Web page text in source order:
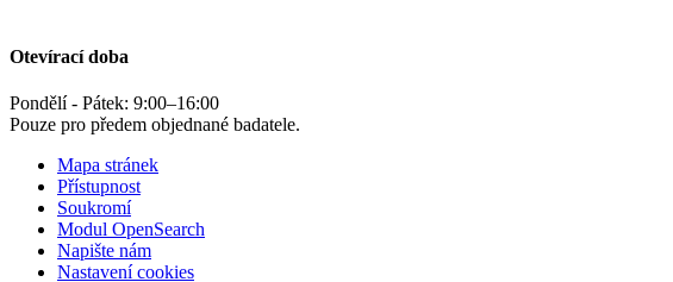
Otevírací doba
Pondělí - Pátek: 9:00–16:00
Pouze pro předem objednané badatele.
Mapa stránek
Přístupnost
Soukromí
Modul OpenSearch
Napište nám
Nastavení cookies